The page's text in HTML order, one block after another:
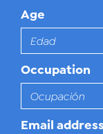
Age
Occupation
Email address